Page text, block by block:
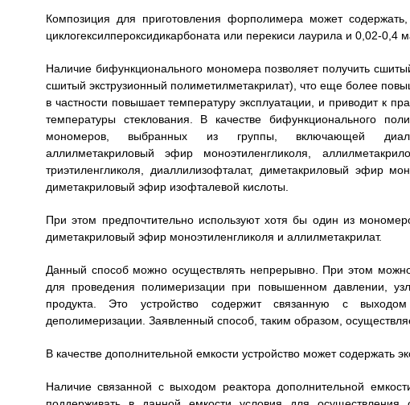
Композиция для приготовления форполимера может
циклогексилпероксидикарбоната или перекиси лаурила и 0,02-0,4
Наличие бифункционального мономера позволяет получить
сшитый экструзионный полиметилметакрилат), что еще более
в частности повышает температуру эксплуатации, и приводит к
температуры стеклования. В качестве бифункционального
мономеров, выбранных из группы, включающей
аллилметакриловый эфир моноэтиленгликоля,
триэтиленгликоля, диаллилизофталат, диметакриловый эфир
диметакриловый эфир изофталевой кислоты.
При этом предпочтительно используют хотя бы один из
диметакриловый эфир моноэтиленгликоля и аллилметакрилат.
Данный способ можно осуществлять непрерывно. При этом
для проведения полимеризации при повышенном давлении,
продукта. Это устройство содержит связанную с
деполимеризации. Заявленный способ, таким образом,
В качестве дополнительной емкости устройство может содержать
Наличие связанной с выходом реактора дополнительной